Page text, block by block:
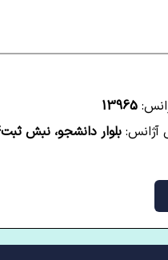
13965
آژانس: بلوار دانشجو، نبش ثبت4 -